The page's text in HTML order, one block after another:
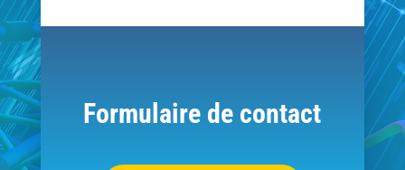
Formulaire de contact